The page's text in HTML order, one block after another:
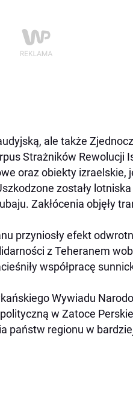
ale także
Strażników Rewolucji
oraz obiekty izraelskie,
zostały
Zakłócenia objęły
przyniosły efekt
z Teheranem
współpracę
Wywiadu
w Zatoce
państw regionu w